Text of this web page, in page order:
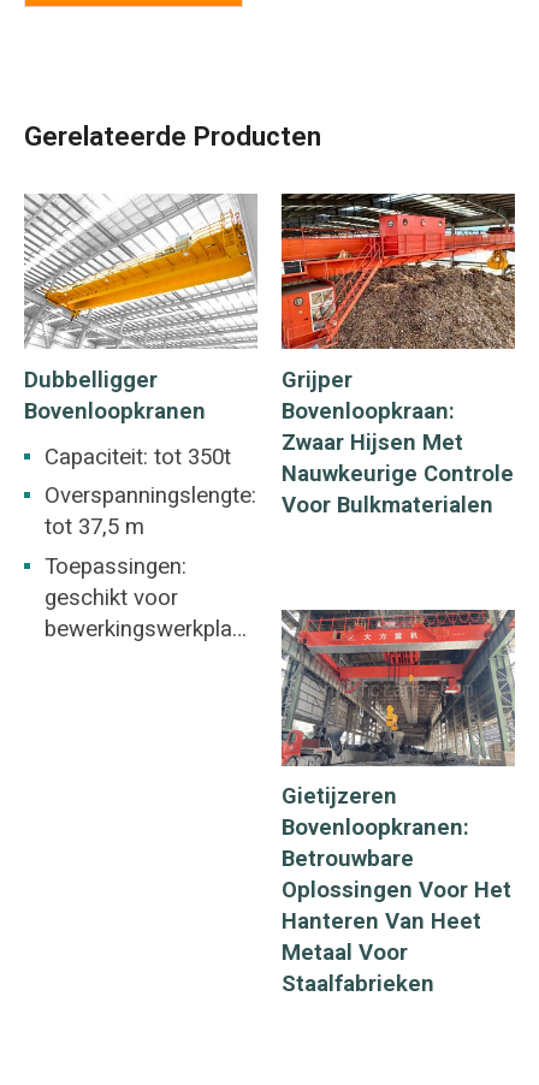
Gerelateerde Producten
Dubbelligger
Bovenloopkranen
Capaciteit: tot 350t
Overspanningslengte:
tot 37,5 m
Toepassingen:
geschikt voor
bewerkingswerkplaat
Grijper
Bovenloopkraan:
Zwaar Hijsen Met
Nauwkeurige Controle
Voor Bulkmaterialen
Gietijzeren
Bovenloopkranen:
Betrouwbare
Oplossingen Voor Het
Hanteren Van Heet
Metaal Voor
Staalfabrieken